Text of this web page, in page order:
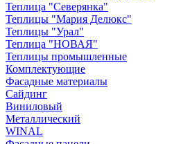
Теплица "Северянка"
Теплицы "Мария Делюкс"
Теплицы "Урал"
Теплица "НОВАЯ"
Теплицы промышленные
Комплектующие
Фасадные материалы
Сайдинг
Виниловый
Металлический
WINAL